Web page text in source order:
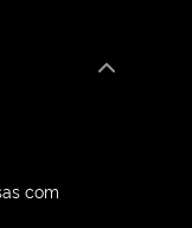
com